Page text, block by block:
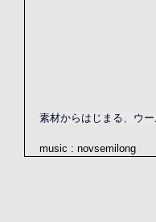
素材からはじまる、ウ
music : novsemilong